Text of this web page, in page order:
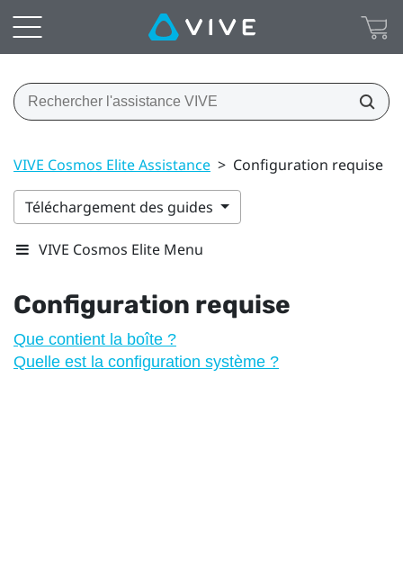
VIVE Cosmos Elite Assistance > Configuration requise
Téléchargement des guides
VIVE Cosmos Elite Menu
Configuration requise
Que contient la boîte ?
Quelle est la configuration système ?